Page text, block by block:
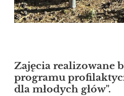
Zajęcia realizowane
programu
dla młodych głów".